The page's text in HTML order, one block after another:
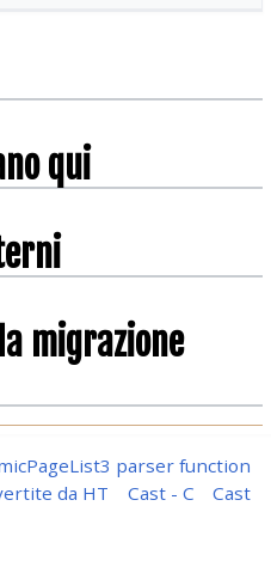
qui
migrazione
parser function
da HT
Cast - C Cast